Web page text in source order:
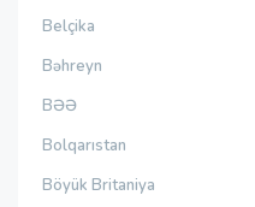
Belçika
Bəhreyn
BƏƏ
Bolqarıstan
Böyük Britaniya